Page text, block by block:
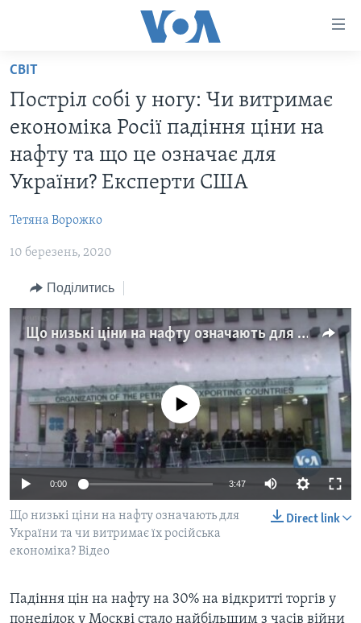
Перейти
матеріалу
Перейти
меню
сторінки
до
Пошуку
АКТУАЛЬНО
СВІТ
ВІЙНА - ЦЕ ОСОБИСТЕ
УКРАЇНЦІ У СВІТІ
НАУКА
ЗДОРОВ'Я
КУЛЬТУРА
СУСПІЛЬСТВО
ЕКОНОМІКА
ІСТОРІЇ УСПІХУ УКРАЇНЦІВ
АНАЛІТИКА
ПОЛІТИКА В США
ДНІВ
УКРАЇНЦІ В АМЕРИЦІ
ІНТЕРВ'Ю
БОРОТЬБА З ДЕЗІНФОРМАЦІЄЮ
ВІДЕО
ТЕЛЕПРОГРАМИ
ЧАС-TIME
БРИФІНГ ГОЛОСУ АМЕРИКИ
СТУДІЯ ВАШИНГТОН
ВІКНО В АМЕРИКУ
ПРАЙМ-ТАЙМ
ENGLISH
Learning English
СВІТ
Постріл собі у ногу: Чи витримає
економіка Росії падіння ціни на
нафту та що це означає для
України? Експерти США
Тетяна Ворожко
10 березень, 2020
Поділитись
Що низькі ціни на нафту означають для України та чи витримає їх російська економіка? Відео
No media source currently available
0:00 3:47
Direct link
Що низькі ціни на нафту означають для
України та чи витримає їх російська
економіка? Відео
Падіння цін на нафту на 30% на відкритті торгів у
понеділок у Москві стало найбільшим з часів війни